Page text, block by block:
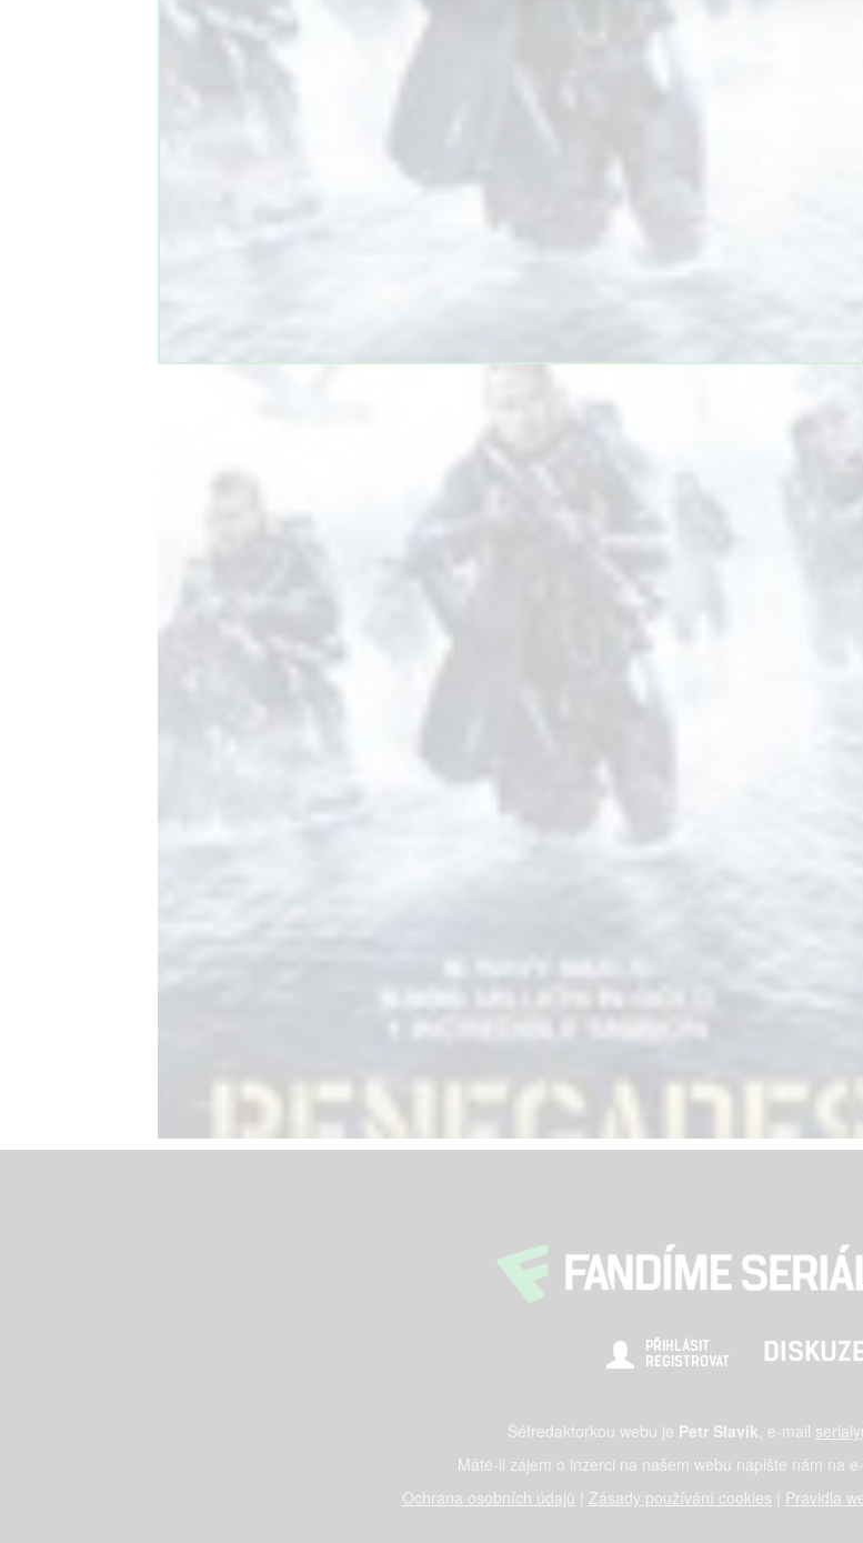
PŘIHLÁSIT
REGISTROVAT
Šéfredaktorkou webu je Petr Slavík , e-mail
Máte-li zájem o inzerci na našem webu napište nám na
Ochrana osobních údajů
Zásady používání cookies Pravidla